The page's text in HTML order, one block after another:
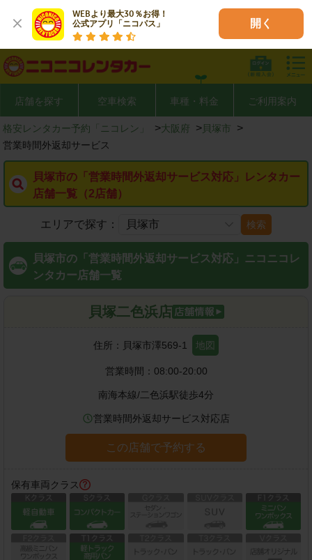
WEBより最大30％お得！
公式アプリ「ニコパス」
開く
店舗を探す 空車検索 車種・料金 ご利用案内
格安レンタカー予約「ニコレン」 >大阪府 > 貝塚市 >
営業時間外返却サービス
貝塚市の「営業時間外返却サービス対応」レンタカー
店舗一覧（2店舗）
エリアで探す： 検索
貝塚市の「営業時間外返却サービス対応」ニコニコレ
ンタカー店舗一覧
貝塚二色浜店
住所： 貝塚市澤569-1 地図
営業時間： 08:00-20:00
南海本線/二色浜駅徒歩4分
営業時間外返却サービス対応店
この店舗で予約する
保有車両クラス